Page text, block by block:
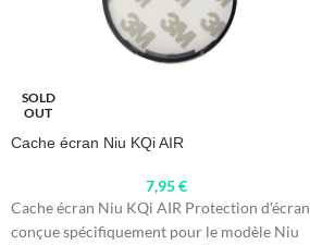
SOLD
OUT
Cache écran Niu KQi AIR
7,95€
Cache écran Niu KQi AIR Protection d'écran
conçue spécifiquement pour le modèle Niu